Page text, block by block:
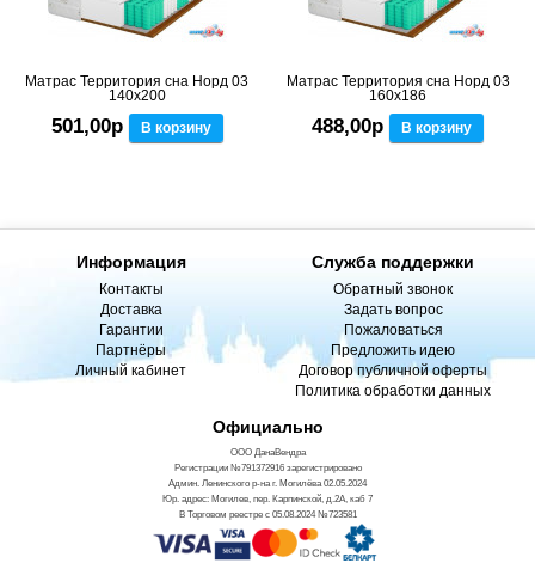
Матрас Территория сна Норд 03
140x200
501,00р В корзину
Матрас Территория сна Норд 03
160x186
488,00р В корзину
Информация
Контакты
Доставка
Гарантии
Партнёры
Личный кабинет
Служба поддержки
Обратный звонок
Задать вопрос
Пожаловаться
Предложить идею
Договор публичной оферты
Политика обработки данных
Официально
ООО ДанаВендра
Регистрации №791372916 зарегистрировано
Админ. Ленинского р-на г. Могилёва 02.05.2024
Юр. адрес: Могилев, пер. Карпинской, д.2А, каб 7
В Торговом реестре с 05.08.2024 №723581